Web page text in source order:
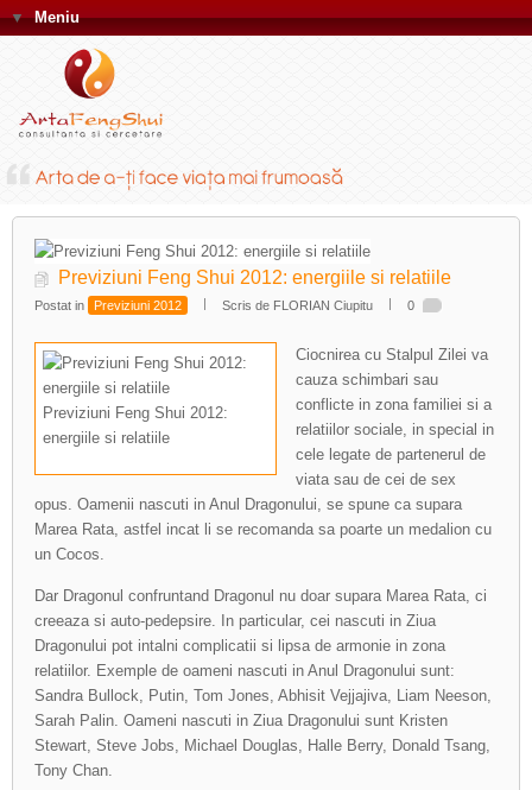
▼Meniu
Previziuni Feng Shui 2012: energiile si relatiile
Postat in Previziuni 2012 Scris de FLORIAN Ciupitu 0
Previziuni Feng Shui 2012:
energiile si relatiile
Ciocnirea cu Stalpul Zilei va
cauza schimbari sau
conflicte in zona familiei si a
relatiilor sociale, in special in
cele legate de partenerul de
viata sau de cei de sex
opus. Oamenii nascuti in Anul Dragonului, se spune ca supara
Marea Rata, astfel incat li se recomanda sa poarte un medalion cu
un Cocos.
Dar Dragonul confruntand Dragonul nu doar supara Marea Rata, ci
creeaza si auto-pedepsire. In particular, cei nascuti in Ziua
Dragonului pot intalni complicatii si lipsa de armonie in zona
relatiilor. Exemple de oameni nascuti in Anul Dragonului sunt:
Sandra Bullock, Putin, Tom Jones, Abhisit Vejjajiva, Liam Neeson,
Sarah Palin. Oameni nascuti in Ziua Dragonului sunt Kristen
Stewart, Steve Jobs, Michael Douglas, Halle Berry, Donald Tsang,
Tony Chan.